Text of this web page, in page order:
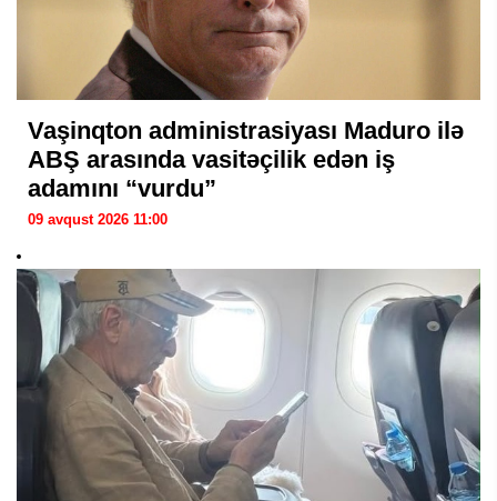
Vaşinqton administrasiyası Maduro ilə
ABŞ arasında vasitəçilik edən iş
adamını “vurdu”
09 avqust 2026 11:00